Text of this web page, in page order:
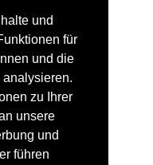
und
für
und die
zu Ihrer
unsere
und
führen